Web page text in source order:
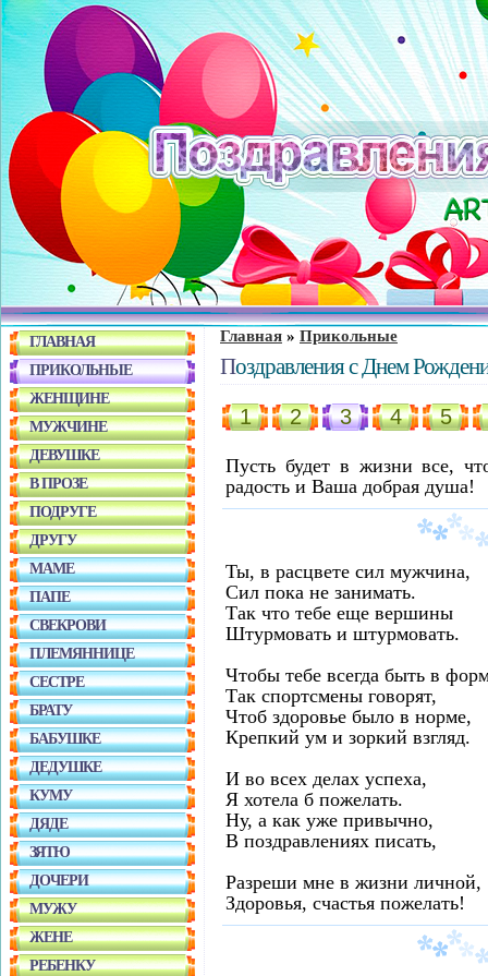
ГЛАВНАЯ
ПРИКОЛЬНЫЕ
ЖЕНЩИНЕ
МУЖЧИНЕ
ДЕВУШКЕ
В ПРОЗЕ
ПОДРУГЕ
ДРУГУ
МАМЕ
ПАПЕ
СВЕКРОВИ
ПЛЕМЯННИЦЕ
СЕСТРЕ
БРАТУ
БАБУШКЕ
ДЕДУШКЕ
КУМУ
ДЯДЕ
ЗЯТЮ
ДОЧЕРИ
МУЖУ
ЖЕНЕ
РЕБЕНКУ
Главная » Прикольные
Поздравления с Днем
1 2 3 4 5
Пусть будет в жизни все,
радость и Ваша добрая душа!
Ты, в расцвете сил мужчина,
Сил пока не занимать.
Так что тебе еще вершины
Штурмовать и штурмовать.
Чтобы тебе всегда быть в
Так спортсмены говорят,
Чтоб здоровье было в норме,
Крепкий ум и зоркий взгляд.
И во всех делах успеха,
Я хотела б пожелать.
Hу, а как уже привычно,
В поздравлениях писать,
Разреши мне в жизни личной,
Здоровья, счастья пожелать!